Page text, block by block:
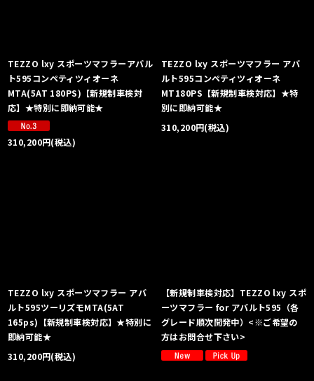
TEZZO lxy スポーツマフラーアバル
ト595コンペティツィオーネ
MTA(5AT 180PS)【新規制車検対
応】★特別に即納可能★
310,200円(税込)
TEZZO lxy スポーツマフラー アバ
ルト595コンペティツィオーネ
MT180PS【新規制車検対応】★特
別に即納可能★
310,200円(税込)
TEZZO lxy スポーツマフラー アバ
ルト595ツーリズモMTA(5AT
165ps)【新規制車検対応】★特別に
即納可能★
310,200円(税込)
【新規制車検対応】TEZZO lxy スポ
ーツマフラー for アバルト595（各
グレード順次開発中）<※ご希望の
方はお問合せ下さい>